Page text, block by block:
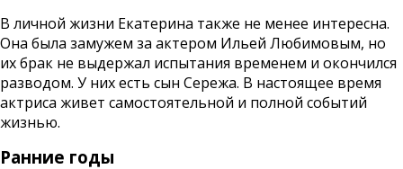
В личной жизни Екатерина также не менее интересна.
Она была замужем за актером Ильей Любимовым, но
их брак не выдержал испытания временем и окончился
разводом. У них есть сын Сережа. В настоящее время
актриса живет самостоятельной и полной событий
жизнью.
Ранние годы